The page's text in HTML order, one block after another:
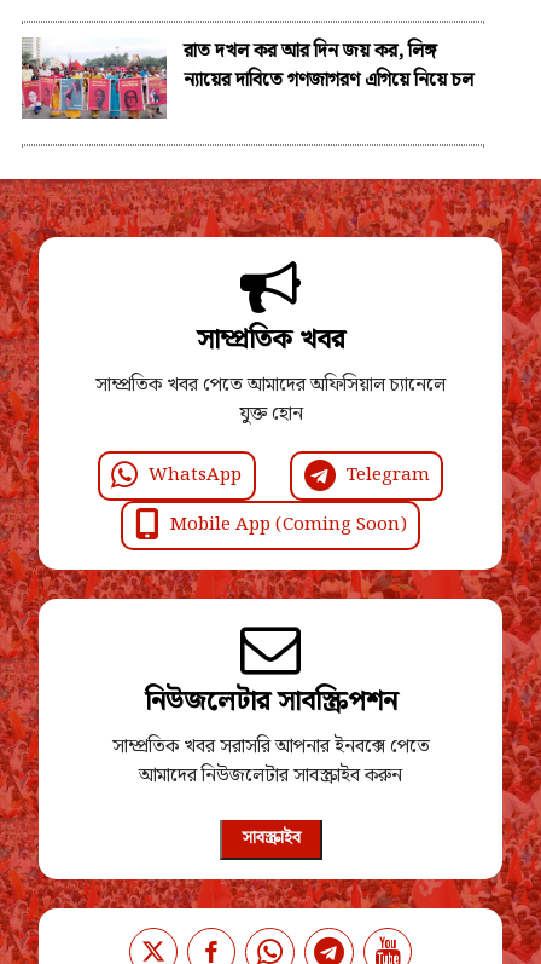
রাত দখল কর আর দিন জয় কর, লিঙ্গ
ন্যায়ের দাবিতে গণজাগরণ এগিয়ে নিয়ে চল
সাম্প্রতিক খবর
সাম্প্রতিক খবর পেতে আমাদের অফিসিয়াল চ্যানেলে
যুক্ত হোন
WhatsApp
Telegram
Mobile App (Coming Soon)
নিউজলেটার সাবস্ক্রিপশন
সাম্প্রতিক খবর সরাসরি আপনার ইনবক্সে পেতে
আমাদের নিউজলেটার সাবস্ক্রাইব করুন
সাবস্ক্রাইব